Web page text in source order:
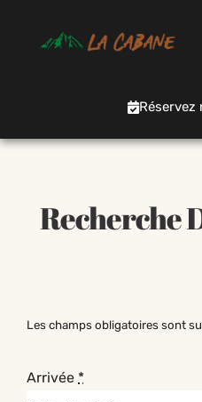
Réservez
Recherche
Les champs obligatoires sont
Arrivée *